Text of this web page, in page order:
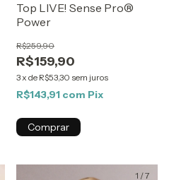
Top LIVE! Sense Pro®
Power
R$159,90
R$259,90
3x de R$53,30 sem juros
R$143,91 com Pix
Comprar
1 /7